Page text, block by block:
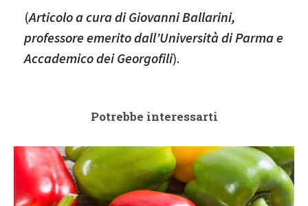
(Articolo a cura di Giovanni Ballarini,
professore emerito dall’Università di Parma e
Accademico dei Georgofili).
Potrebbe interessarti